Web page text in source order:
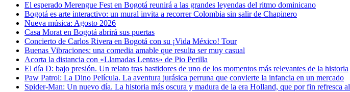
El esperado Merengue Fest en Bogotá reunirá a las grandes leyendas del ritmo dominicano
Bogotá es arte interactivo: un mural invita a recorrer Colombia sin salir de Chapinero
Nueva música: Agosto 2026
Casa Morat en Bogotá abrirá sus puertas
Concierto de Carlos Rivera en Bogotá con su ¡Vida México! Tour
Buenas Vibraciones: una comedia amable que resulta ser muy casual
Acorta la distancia con «Llamadas Lentas» de Pio Perilla
El día D: bajo presión. Un relato tras bastidores de uno de los momentos más relevantes de la historia
Paw Patrol: La Dino Película. La aventura jurásica perruna que convierte la infancia en un mercado
Spider-Man: Un nuevo día. La historia más oscura y madura de la era Holland, que por fin refresca